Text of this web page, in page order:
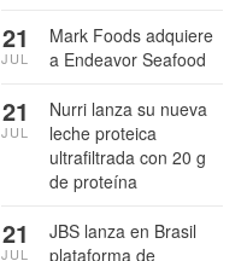
Mark Foods adquiere
a Endeavor Seafood
21
JUL
Nurri lanza su nueva
leche proteica
ultrafiltrada con 20 g
de proteína
21
JUL
JBS lanza en Brasil
plataforma de
21
JUL